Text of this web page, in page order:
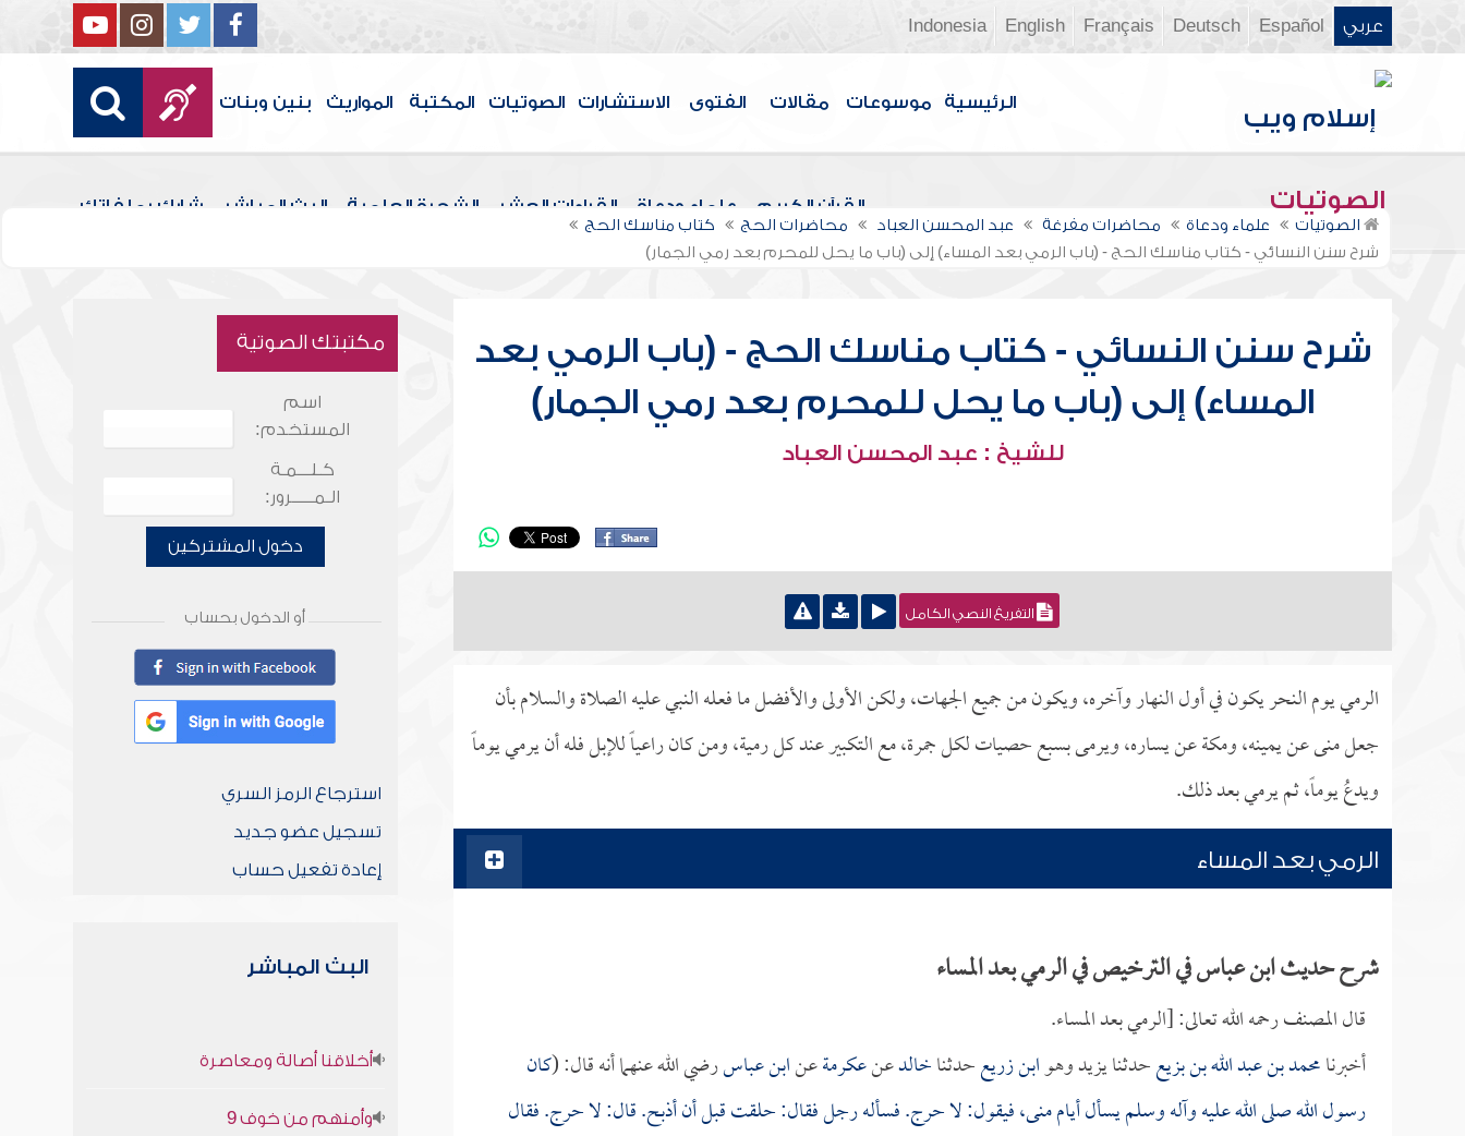
عربي Español
Deutsch
Français
English
Indonesia
الرئيسية موسوعات مقالات الفتوى الاستشارات الصوتيات المكتبة المواريث بنين وبنات
الصوتيات القرآن الكريم علماء ودعاة القراءات العشر الشجرة العلمية البث المباشر شارك بملفاتك
الصوتيات علماء ودعاة محاضرات مفرغة عبد المحسن العباد محاضرات الحج
كتاب مناسك الحج
شرح سنن النسائي - كتاب مناسك الحج - (باب الرمي بعد المساء) إلى (باب ما يحل للمحرم بعد رمي الجمار)
شرح سنن النسائي - كتاب مناسك الحج - (باب الرمي بعد
المساء) إلى (باب ما يحل للمحرم بعد رمي الجمار)
للشيخ : عبد المحسن العباد
التفريغ النصي الكامل
الرمي يوم النحر يكون في أول النهار وآخره، ويكون من جميع الجهات، ولكن الأولى والأفضل ما فعله النبي عليه الصلاة والسلام بأن
جعل منى عن يمينه، ومكة عن يساره، ويرمى بسبع حصيات لكل جمرة، مع التكبير عند كل رمية، ومن كان راعياً للإبل فله أن يرمي يوماً
ويدعُ يوماً، ثم يرمي بعد ذلك.
الرمي بعد المساء
شرح حديث ابن عباس في الترخيص في الرمي بعد المساء
قال المصنف رحمه الله تعالى: [الرمي بعد المساء.
أخبرنامحمد بن عبد الله بن بزيعحدثنا يزيد وهوابن زريعحدثناخالدعنعكرمةعنابن عباسرضي الله عنهما أنه قال: (كان
رسول الله صلى الله عليه وآله وسلم يسأل أيام منى، فيقول: لا حرج. فسأله رجل فقال: حلقت قبل أن أذبح. قال: لا حرج. فقال
مكتبتك الصوتية
اسم
المستخدم:
كـلـــمـة
الـمـــــرور:
دخول المشتركين
أو الدخول بحساب
استرجاع الرمز السري
تسجيل عضو جديد
إعادة تفعيل حساب
البث المباشر
أخلاقنا أصالة ومعاصرة
وأمنهم من خوف 9